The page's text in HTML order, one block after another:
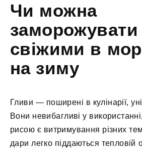
Чи можна
заморожувати
свіжими в
на зиму
Гливи — поширені в кулінарії,
Вони невибагливі у
рисою є витримування різних
дари легко піддаються тепловій